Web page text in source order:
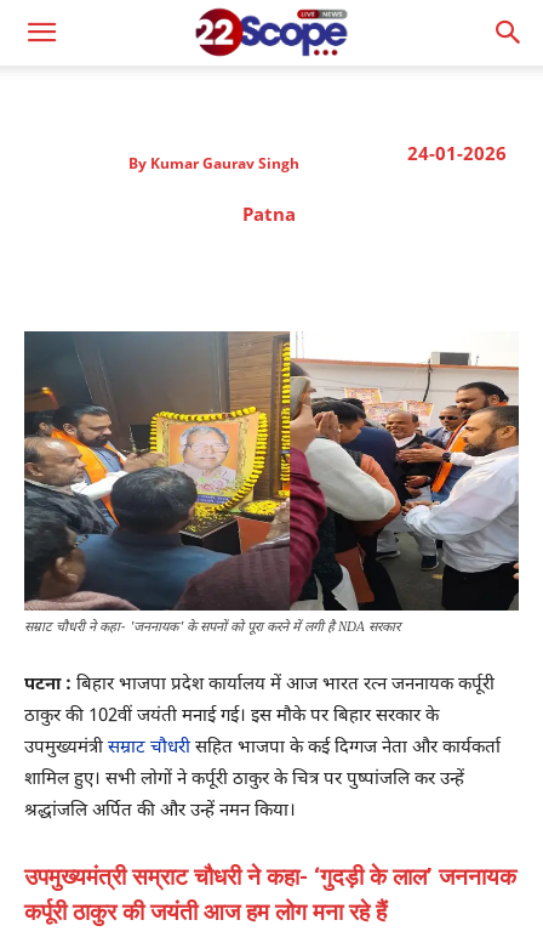
24-01-2026
By Kumar Gaurav Singh
Patna
सम्राट चौधरी ने कहा- 'जननायक' के सपनों को पूरा करने में लगी है NDA सरकार
पटना : बिहार भाजपा प्रदेश कार्यालय में आज भारत रत्न जननायक कर्पूरी
ठाकुर की 102वीं जयंती मनाई गई। इस मौके पर बिहार सरकार के
उपमुख्यमंत्री सम्राट चौधरीसहित भाजपा के कई दिग्गज नेता और कार्यकर्ता
शामिल हुए। सभी लोगों ने कर्पूरी ठाकुर के चित्र पर पुष्पांजलि कर उन्हें
श्रद्धांजलि अर्पित की और उन्हें नमन किया।
उपमुख्यमंत्री सम्राट चौधरी ने कहा- ‘गुदड़ी के लाल’ जननायक
कर्पूरी ठाकुर की जयंती आज हम लोग मना रहे हैं